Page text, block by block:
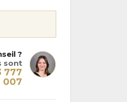
?
sont
777
007